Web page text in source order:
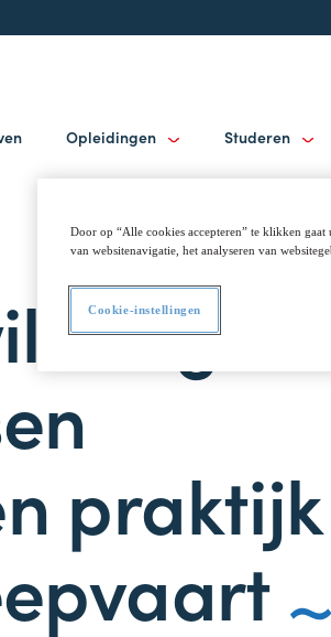
Opleidingen Studeren
brug
praktijk
Door op “Alle cookies accepteren” te klikken
van websitenavigatie, het analyseren van
Cookie-instellingen